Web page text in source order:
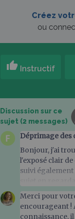
Créez
ou
thumb_up Instructif
Discussion sur ce
sujet (2 messages)
Déprimage des
Bonjour, j'ai
l'exposé clair
suivi
parcourt de
sommes
intéressé par
Merci pour
encourageant !
connaissance, il